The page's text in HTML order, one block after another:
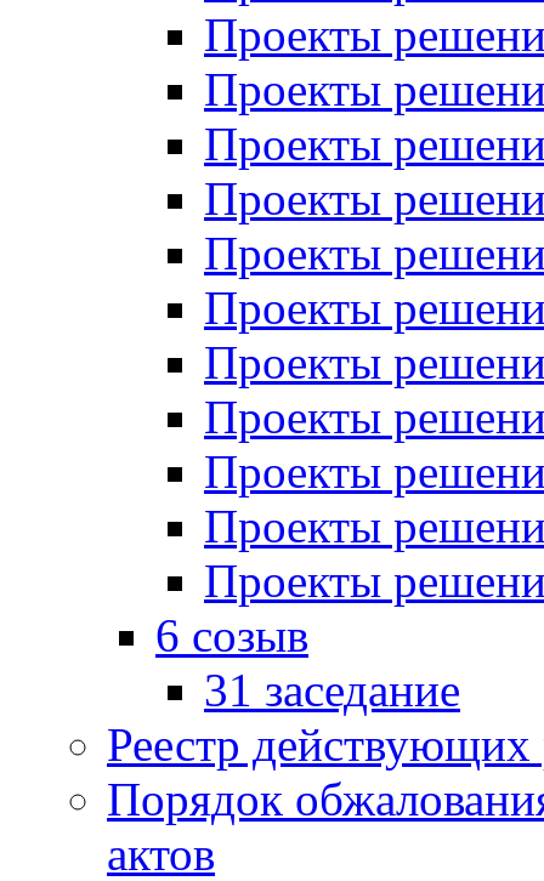
Проекты
Проекты
Проекты
Проекты
Проекты
Проекты
Проекты
Проекты
Проекты
Проекты
Проекты
6 созыв
31 заседание
Реестр
Порядок
актов